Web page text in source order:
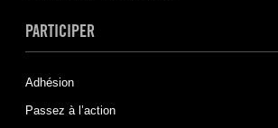
PARTICIPER
Adhésion
Passez à l’action